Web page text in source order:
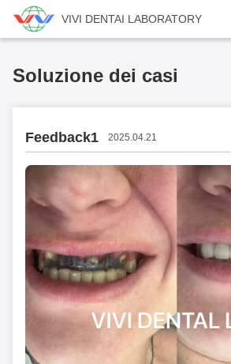
VIVI DENTAI LABORATORY
Soluzione dei casi
Feedback1 2025.04.21